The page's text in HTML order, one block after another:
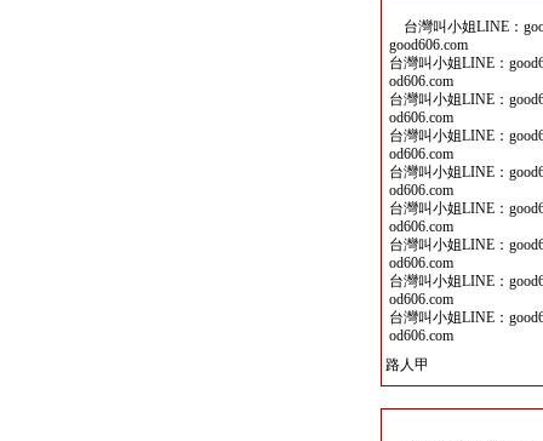
台灣叫小姐LINE：
good606.com
台灣叫小姐LINE：
od606.com
台灣叫小姐LINE：
od606.com
台灣叫小姐LINE：
od606.com
台灣叫小姐LINE：
od606.com
台灣叫小姐LINE：
od606.com
台灣叫小姐LINE：
od606.com
台灣叫小姐LINE：
od606.com
台灣叫小姐LINE：
od606.com
路人甲